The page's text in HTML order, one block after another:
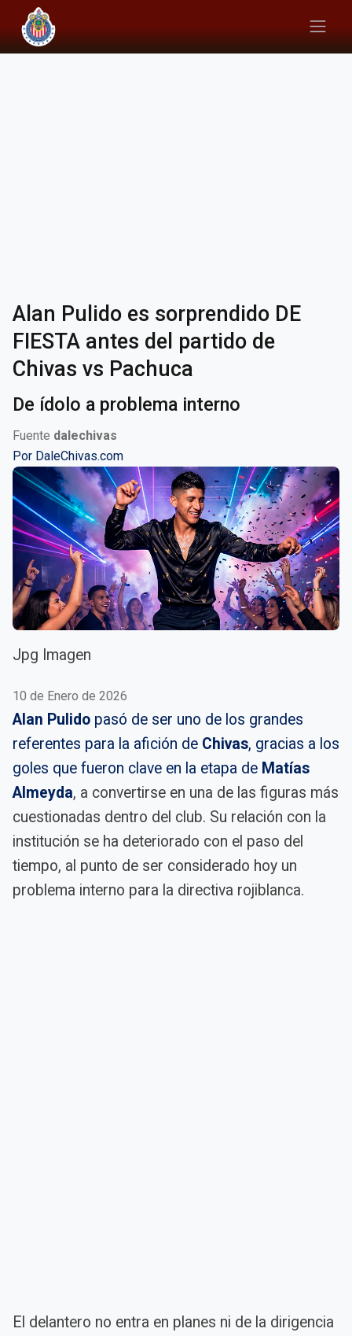
Alan Pulido es sorprendido DE
FIESTA antes del partido de
Chivas vs Pachuca
De ídolo a problema interno
Fuente dalechivas
Por DaleChivas.com
Jpg Imagen
10 de Enero de 2026
Alan Pulido pasó de ser uno de los grandes
referentes para la afición de Chivas, gracias a los
goles que fueron clave en la etapa de Matías
Almeyda, a convertirse en una de las figuras más
cuestionadas dentro del club. Su relación con la
institución se ha deteriorado con el paso del
tiempo, al punto de ser considerado hoy un
problema interno para la directiva rojiblanca.
El delantero no entra en planes ni de la dirigencia